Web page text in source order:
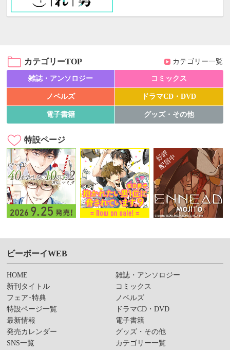
カテゴリーTOP カテゴリー一覧
雑誌・アンソロジー コミックス
ノベルズ ドラマCD・DVD
電子書籍 グッズ・その他
特設ページ
ビーボーイWEB
HOME
新刊タイトル
フェア･特典
特設ページ一覧
最新情報
発売カレンダー
SNS一覧
雑誌・アンソロジー
コミックス
ノベルズ
ドラマCD・DVD
電子書籍
グッズ・その他
カテゴリー一覧